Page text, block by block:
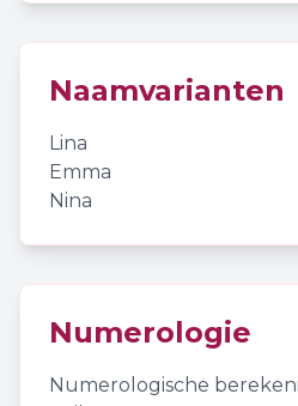
Naamvarianten
Lina
Emma
Nina
Numerologie
Numerologische